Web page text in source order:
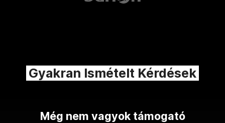
Gyakran Ismételt Kérdések
Még nem vagyok támogató